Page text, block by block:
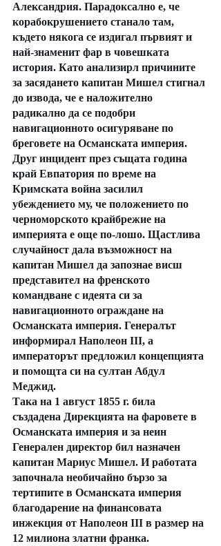
Александрия. Парадоксално е, че
корабокрушението станало там,
където някога се издигал първият и
най-знаменит фар в човешката
история. Като анализирл причините
за засядането капитан Мишел стигнал
до извода, че е наложително
радикално да се подобри
навигационното осигуряване по
бреговете на Османската империя.
Друг инцидент през същата година
край Евпатория по време на
Кримската война засилил
убеждението му, че положението по
черноморското крайбрежие на
империята е още по-лошо. Щастлива
случайност дала възможност на
капитан Мишел да запознае висш
представител на френското
командване с идеята си за
навигационното ограждане на
Османската империя. Генералът
информирал Наполеон III, а
императорът предложил концепцията
и помощта си на султан Абдул
Меджид.
Така на 1 август 1855 г. била
създадена Дирекцията на фаровете в
Османската империя и за неин
Генерален директор бил назначен
капитан Мариус Мишел. И работата
започнала необичайно бързо за
тертипите в Османската империя
благодарение на финансовата
инжекция от Наполеон III в размер на
12 милиона златни франка.